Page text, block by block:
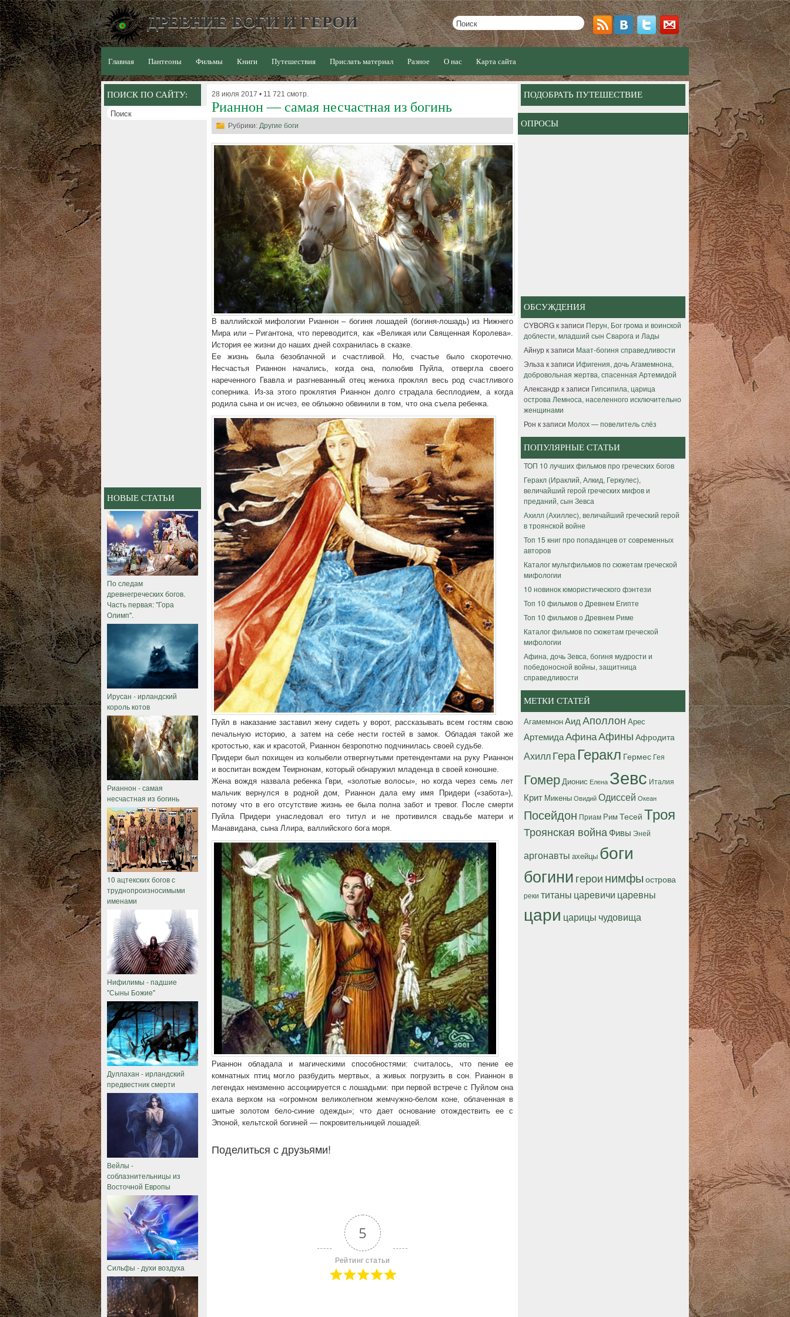
ДРЕВНИЕ БОГИ И ГЕРОИ
Главная Пантеоны Фильмы Книги Путешествия Прислать материал Разное О нас Карта сайта
ПОИСК ПО САЙТУ:
НОВЫЕ СТАТЬИ
По следам
древнегреческих богов.
Часть первая: "Гора
Олимп".
Ирусан - ирландский
король котов
Рианнон - самая
несчастная из богинь
10 ацтекских богов с
труднопроизносимыми
именами
Нифилимы - падшие
"Сыны Божие"
Дуллахан - ирландский
предвестник смерти
Вейлы -
соблазнительницы из
Восточной Европы
Сильфы - духи воздуха
28 июля 2017 • 11 721 смотр.
Рианнон — самая несчастная из богинь
Рубрики: Другие боги
В валлийской мифологии Рианнон – богиня лошадей (богиня-лошадь) из Нижнего
Мира или – Ригантона, что переводится, как «Великая или Священная Королева».
История ее жизни до наших дней сохранилась в сказке.
Ее жизнь была безоблачной и счастливой. Но, счастье было скоротечно.
Несчастья Рианнон начались, когда она, полюбив Пуйла, отвергла своего
нареченного Гвавла и разгневанный отец жениха проклял весь род счастливого
соперника. Из-за этого проклятия Рианнон долго страдала бесплодием, а когда
родила сына и он исчез, ее облыжно обвинили в том, что она съела ребенка.
Пуйл в наказание заставил жену сидеть у ворот, рассказывать всем гостям свою
печальную историю, а затем на себе нести гостей в замок. Обладая такой же
кротостью, как и красотой, Рианнон безропотно подчинилась своей судьбе.
Придери был похищен из колыбели отвергнутыми претендентами на руку Рианнон
и воспитан вождем Теирнонам, который обнаружил младенца в своей конюшне.
Жена вождя назвала ребенка Гври, «золотые волосы», но когда через семь лет
мальчик вернулся в родной дом, Рианнон дала ему имя Придери («забота»),
потому что в его отсутствие жизнь ее была полна забот и тревог. После смерти
Пуйла Придери унаследовал его титул и не противился свадьбе матери и
Манавидана, сына Ллира, валлийского бога моря.
Рианнон обладала и магическими способностями: считалось, что пение ее
комнатных птиц могло разбудить мертвых, а живых погрузить в сон. Рианнон в
легендах неизменно ассоциируется с лошадьми: при первой встрече с Пуйлом она
ехала верхом на «огромном великолепном жемчужно-белом коне, облаченная в
шитые золотом бело-синие одежды»; что дает основание отождествить ее с
Эпоной, кельтской богиней — покровительницей лошадей.
Поделиться с друзьями!
5
Рейтинг статьи
ПОДОБРАТЬ ПУТЕШЕСТВИЕ
ОПРОСЫ
ОБСУЖДЕНИЯ
CYBORGк записи Перун, Бог грома и воинской
доблести, младший сын Сварога и Лады
Айнурк записи Маат-богиня справедливости
Эльза к записи Ифигения, дочь Агамемнона,
добровольная жертва, спасенная Артемидой
Александрк записи Гипсипила, царица
острова Лемноса, населенного исключительно
женщинами
Рон к записи Молох — повелитель слёз
ПОПУЛЯРНЫЕ СТАТЬИ
ТОП 10 лучших фильмов про греческих богов
Геракл (Ираклий, Алкид, Геркулес),
величайший герой греческих мифов и
преданий, сын Зевса
Ахилл (Ахиллес), величайший греческий герой
в троянской войне
Топ 15 книг про попаданцев от современных
авторов
Каталог мультфильмов по сюжетам греческой
мифологии
10 новинок юмористического фэнтези
Топ 10 фильмов о Древнем Египте
Топ 10 фильмов о Древнем Риме
Каталог фильмов по сюжетам греческой
мифологии
Афина, дочь Зевса, богиня мудрости и
победоносной войны, защитница
справедливости
МЕТКИ СТАТЕЙ
АгамемнонАидАполлон Арес
АртемидаАфинаАфины Афродита
АхиллГера Геракл Гермес Гея
ГомерДионис Елена Зевс Италия
Крит Микены Овидий Одиссей Океан
Посейдон Приам Рим Тесей Троя
Троянская войнаФивы Эней
аргонавты ахейцы боги
богинигероинимфы острова
реки титаны царевичи царевны
цари царицы чудовища